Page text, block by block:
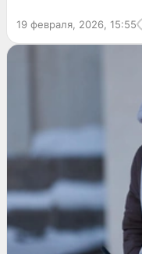
19 февраля, 2026, 15:55